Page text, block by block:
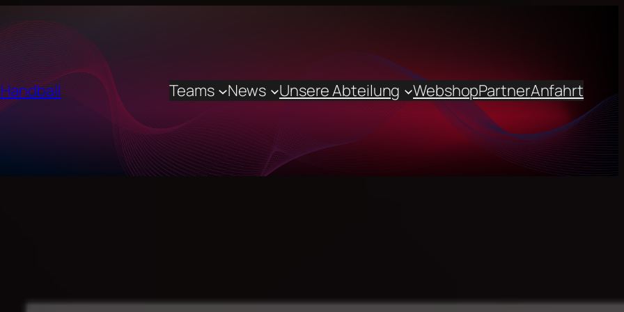
Teams News Unsere Abteilung WebshopPartnerAnfahrt